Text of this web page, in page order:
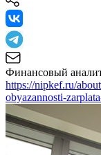
Финансовый
https://nipkef.ru/
obyazannosti-